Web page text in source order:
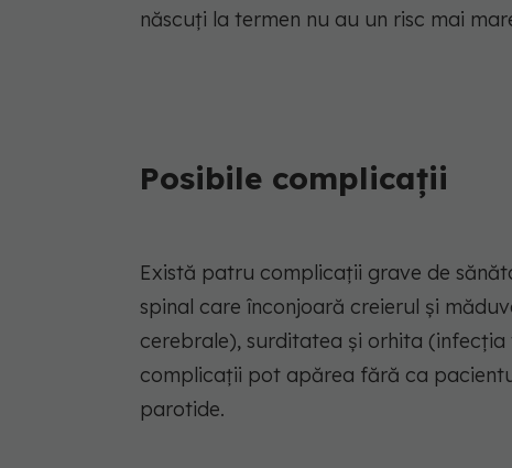
născuți la termen nu au un risc mai
Posibile complicații
Există patru complicații grave de
spinal care înconjoară creierul și
cerebrale), surditatea și orhita
complicații pot apărea fără ca
parotide.